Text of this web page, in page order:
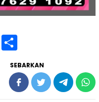
LinkedIn
SEBARKAN